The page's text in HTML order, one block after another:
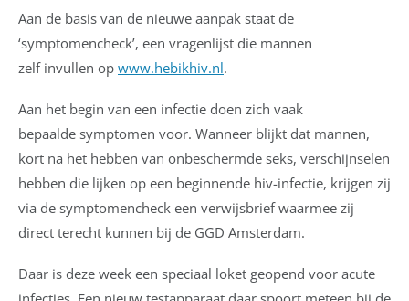
Aan de basis van de nieuwe aanpak staat de
‘symptomencheck’, een vragenlijst die mannen
zelf invullen op www.hebikhiv.nl.
Aan het begin van een infectie doen zich vaak
bepaalde symptomen voor. Wanneer blijkt dat mannen,
kort na het hebben van onbeschermde seks, verschijnselen
hebben die lijken op een beginnende hiv-infectie, krijgen zij
via de symptomencheck een verwijsbrief waarmee zij
direct terecht kunnen bij de GGD Amsterdam.
Daar is deze week een speciaal loket geopend voor acute